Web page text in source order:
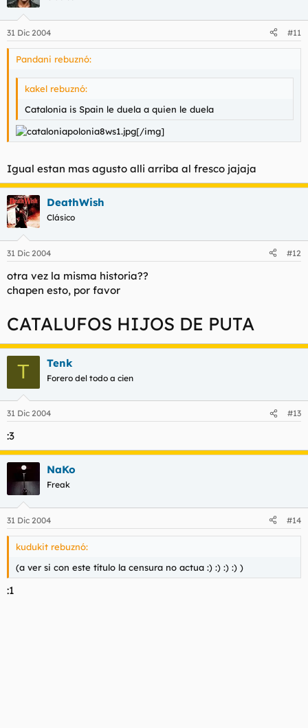
31 Dic 2004 #11
Pandani rebuznó:
kakel rebuznó:
Catalonia is Spain le duela a quien le duela
[/img]
Igual estan mas agusto alli arriba al fresco jajaja
DeathWish
Clásico
31 Dic 2004 #12
otra vez la misma historia??
chapen esto, por favor
CATALUFOS HIJOS DE PUTA
T Tenk
Forero del todo a cien
31 Dic 2004 #13
:3
NaKo
Freak
31 Dic 2004 #14
kudukit rebuznó:
(a ver si con este título la censura no actua :) :) :) :) )
:1